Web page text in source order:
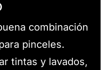
combinación
pinceles.
tintas y lavados,